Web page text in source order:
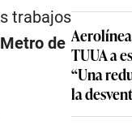
trabajos
de
TUUA a
“Una
la